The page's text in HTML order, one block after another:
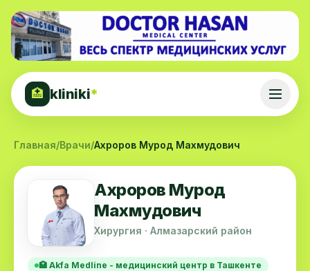
🏥 kliniki*
Главная/Врачи/Ахроров Мурод Махмудович
Ахроров Мурод
Махмудович
Хирургия · Алмазарский район
🏥 Akfa Medline - медицинский центр в Ташкенте